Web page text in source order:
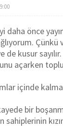
daha önce
de kusur
açarken
içinde
bir
sahiplerinin